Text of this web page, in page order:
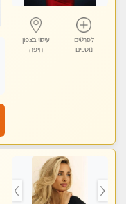
לפרטים
נוספים
עיסוי בצפון
חיפה